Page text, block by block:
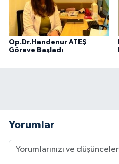
Op.Dr.Handenur ATEŞ
Göreve Başladı
Yorumlar